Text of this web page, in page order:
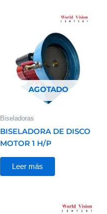
AGOTADO
Biseladoras
BISELADORA DE DISCO
MOTOR 1 H/P
Leer más